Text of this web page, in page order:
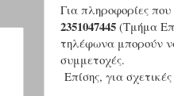
Για πληροφορίες
2351047445 (Τμήμα
τηλέφωνα μπορούν
συμμετοχές.
Επίσης, για